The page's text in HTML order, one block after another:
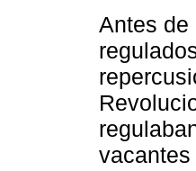
Antes de